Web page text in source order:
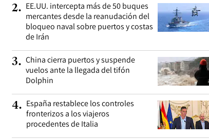
2. EE.UU. intercepta más de 50 buques
mercantes desde la reanudación del
bloqueo naval sobre puertos y costas
de Irán
3. China cierra puertos y suspende
vuelos ante la llegada del tifón
Dolphin
4. España restablece los controles
fronterizos a los viajeros
procedentes de Italia